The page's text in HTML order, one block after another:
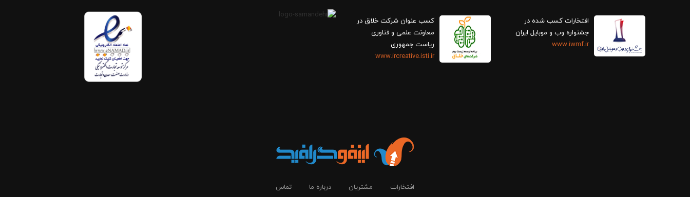
افتخارات کسب شده در
جشنواره وب و موبایل ایران
www.iwmf.ir
کسب عنوان شرکت خلاق در
معاونت علمی و فناوری
ریاست جمهوری
www.ircreative.isti.ir
افتخارات مشتریان درباره ما تماس